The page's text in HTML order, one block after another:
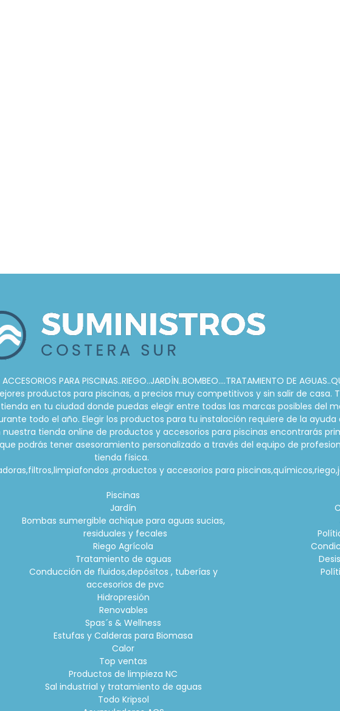
PARA PISCINAS..RIEGO..JARDÍN..BOMBEO....TRATAMIENTO DE
productos para piscinas, a precios muy competitivos y sin salir de casa.
en tu ciudad donde puedas elegir entre todas las marcas posibles del
todo el año. Elegir los productos para tu instalación requiere de la ayuda
tienda online de productos y accesorios para piscinas encontrarás
podrás tener asesoramiento personalizado a través del equipo de
tienda física.
,productos y accesorios para
Piscinas
Jardín
Bombas sumergible achique para aguas sucias,
residuales y fecales
Riego Agrícola
Tratamiento de aguas
Conducción de fluidos,depósitos , tuberías y
accesorios de pvc
Hidropresión
Renovables
Spas´s & Wellness
Estufas y Calderas para Biomasa
Calor
Top ventas
Productos de limpieza NC
Sal industrial y tratamiento de aguas
Todo Kripsol